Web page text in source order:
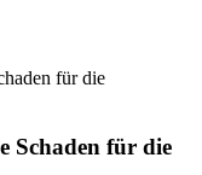
für die
Schaden für die